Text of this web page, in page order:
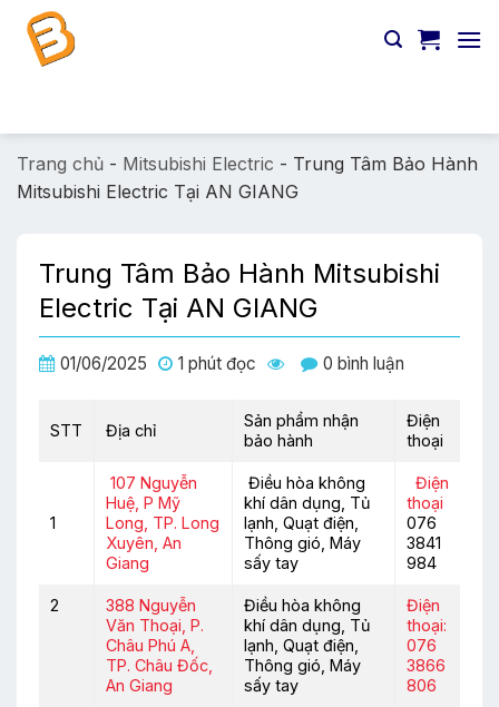
Chuyển
đến
Trang chủ - Mitsubishi Electric - Trung Tâm Bảo Hành
Mitsubishi Electric Tại AN GIANG
Trung Tâm Bảo Hành Mitsubishi
Electric Tại AN GIANG
01/06/2025 1 phút đọc 0 bình luận
STT Địa chỉ
Sản phẩm nhận
bảo hành
Điện
thoại
1
107 Nguyễn
Huệ, P Mỹ
Long, TP. Long
Xuyên, An
Giang
Điều hòa không
khí dân dụng, Tủ
lạnh, Quạt điện,
Thông gió, Máy
sấy tay
Điện
thoại
076
3841
984
2
388 Nguyễn
Văn Thoại, P.
Châu Phú A,
TP. Châu Đốc,
An Giang
Điều hòa không
khí dân dụng, Tủ
lạnh, Quạt điện,
Thông gió, Máy
sấy tay
Điện
thoại:
076
3866
806